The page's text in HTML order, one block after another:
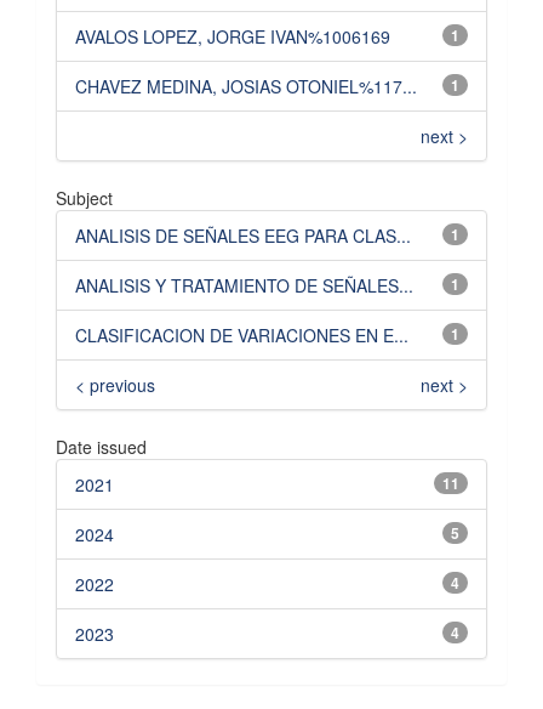
1
AVALOS LOPEZ, JORGE IVAN%1006169
1
CHAVEZ MEDINA, JOSIAS OTONIEL%117...
next >
Subject
1
ANALISIS DE SEÑALES EEG PARA CLAS...
1
ANALISIS Y TRATAMIENTO DE SEÑALES...
1
CLASIFICACION DE VARIACIONES EN E...
< previous next >
Date issued
11
2021
5
2024
4
2022
4
2023